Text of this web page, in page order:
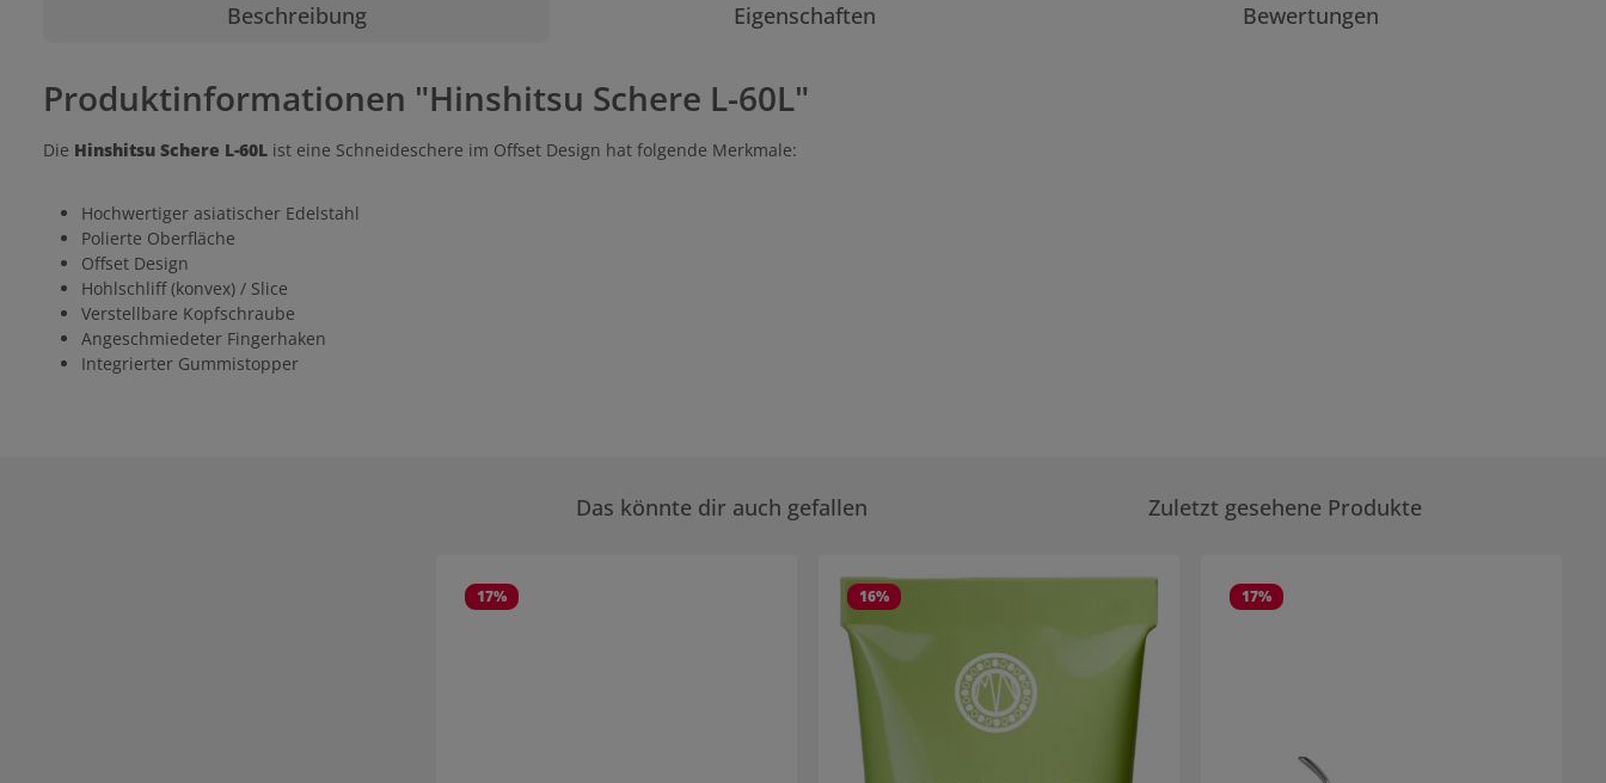
Beschreibung Eigenschaften Bewertungen
Produktinformationen "Hinshitsu Schere L-60L"
Die Hinshitsu Schere L-60L ist eine Schneideschere im Offset Design hat folgende Merkmale:
Hochwertiger asiatischer Edelstahl
Polierte Oberfläche
Offset Design
Hohlschliff (konvex) / Slice
Verstellbare Kopfschraube
Angeschmiedeter Fingerhaken
Integrierter Gummistopper
Das könnte dir auch gefallen Zuletzt gesehene Produkte
17% 16% 17%